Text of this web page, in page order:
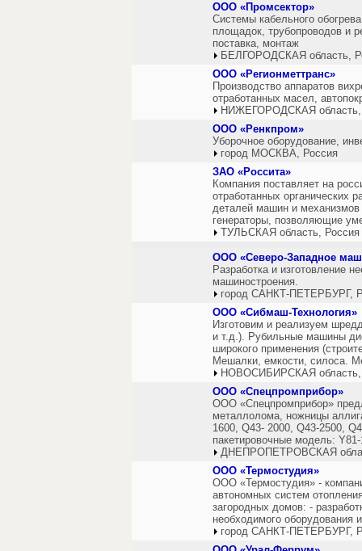
ООО «Промсектор»
Системы кабельного
площадок, трубопроводов и
поставка, монтаж
БЕЛГОРОДСКАЯ область,
ООО «Регионметтранс»
Производство аппаратов
отработанных масел,
НИЖЕГОРОДСКАЯ область,
ООО «Ренкпром»
Уборочное оборудование,
город МОСКВА, Россия
ЗАО «Россита»
Компания поставляет на
отработанных органических
деталей машин и механизмов
генераторы, позволяющие
ТУЛЬСКАЯ область, Россия
ООО «Северо-Западное
Разработка и изготовление
машиностроения.
город САНКТ-ПЕТЕРБУРГ,
ООО «Сибмаш-Технология»
Изготовим и реализуем
и т.д.). Рубильные машины
широкого применения
Мешалки, емкости, силоса.
НОВОСИБИРСКАЯ область,
ООО «Спецпромприбор»
ООО «Спецпромприбор»
металлолома, ножницы
1600, Q43- 2000, Q43-2500,
пакетировочные модель:
ДНЕПРОПЕТРОВСКАЯ
ООО «Термостудия»
ООО «Термостудия» -
автономных систем
загородных домов: -
необходимого оборудования
город САНКТ-ПЕТЕРБУРГ,